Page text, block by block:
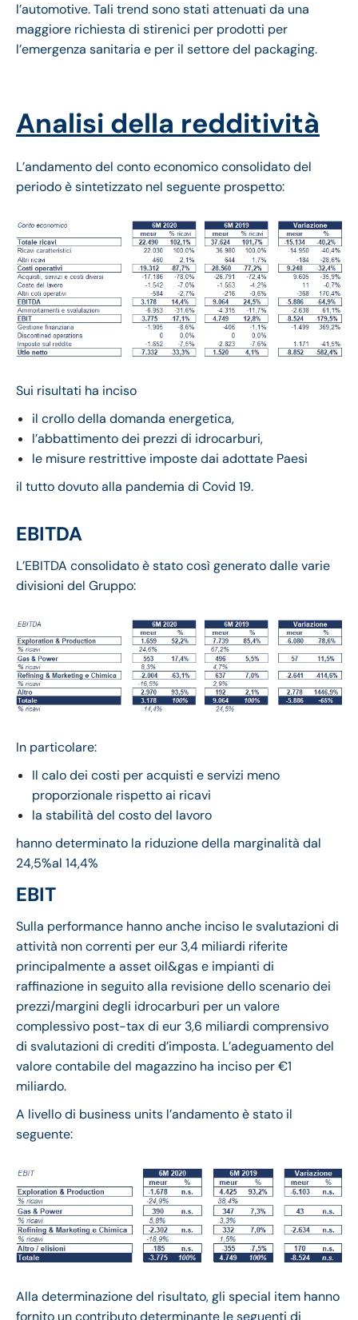
l’automotive. Tali trend sono stati attenuati da una
maggiore richiesta di stirenici per prodotti per
l’emergenza sanitaria e per il settore del packaging.
Analisi della redditività
L’andamento del conto economico consolidato del
periodo è sintetizzato nel seguente prospetto:
Sui risultati ha inciso
il crollo della domanda energetica,
l’abbattimento dei prezzi di idrocarburi,
le misure restrittive imposte dai adottate Paesi
il tutto dovuto alla pandemia di Covid 19.
EBITDA
L’EBITDA consolidato è stato così generato dalle varie
divisioni del Gruppo:
In particolare:
Il calo dei costi per acquisti e servizi meno
proporzionale rispetto ai ricavi
la stabilità del costo del lavoro
hanno determinato la riduzione della marginalità dal
24,5%al 14,4%
EBIT
Sulla performance hanno anche inciso le svalutazioni di
attività non correnti per eur 3,4 miliardi riferite
principalmente a asset oil&gas e impianti di
raffinazione in seguito alla revisione dello scenario dei
prezzi/margini degli idrocarburi per un valore
complessivo post-tax di eur 3,6 miliardi comprensivo
di svalutazioni di crediti d’imposta. L’adeguamento del
valore contabile del magazzino ha inciso per €1
miliardo.
A livello di business units l’andamento è stato il
seguente:
Alla determinazione del risultato, gli special item hanno
fornito un contributo determinante le seguenti di